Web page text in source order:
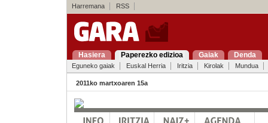
Harremana RSS
Hasiera Paperezko edizioa Gaiak Denda
Eguneko gaiak Euskal Herria Iritzia Kirolak Mundua
2011ko martxoaren 15a